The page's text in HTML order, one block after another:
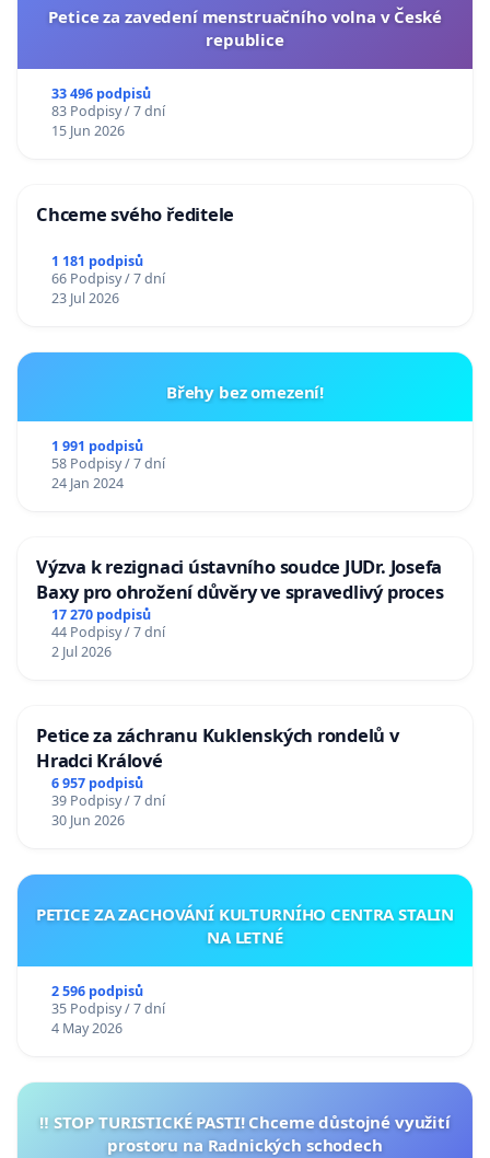
Petice za zavedení menstruačního volna v České
republice
33 496 podpisů
83 Podpisy / 7 dní
15 Jun 2026
Chceme svého ředitele
1 181 podpisů
66 Podpisy / 7 dní
23 Jul 2026
Břehy bez omezení!
1 991 podpisů
58 Podpisy / 7 dní
24 Jan 2024
Výzva k rezignaci ústavního soudce JUDr. Josefa
Baxy pro ohrožení důvěry ve spravedlivý proces
17 270 podpisů
44 Podpisy / 7 dní
2 Jul 2026
Petice za záchranu Kuklenských rondelů v
Hradci Králové
6 957 podpisů
39 Podpisy / 7 dní
30 Jun 2026
PETICE ZA ZACHOVÁNÍ KULTURNÍHO CENTRA STALIN
NA LETNÉ
2 596 podpisů
35 Podpisy / 7 dní
4 May 2026
‼️ STOP TURISTICKÉ PASTI! Chceme důstojné využití
prostoru na Radnických schodech